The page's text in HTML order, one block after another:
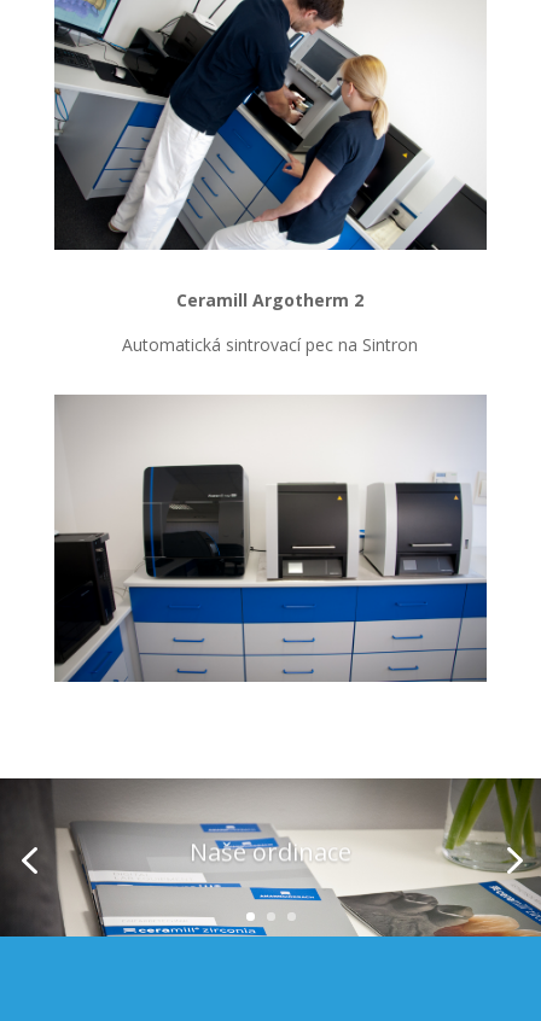
Ceramill Argotherm 2
Automatická sintrovací pec na Sintron
Náš tým